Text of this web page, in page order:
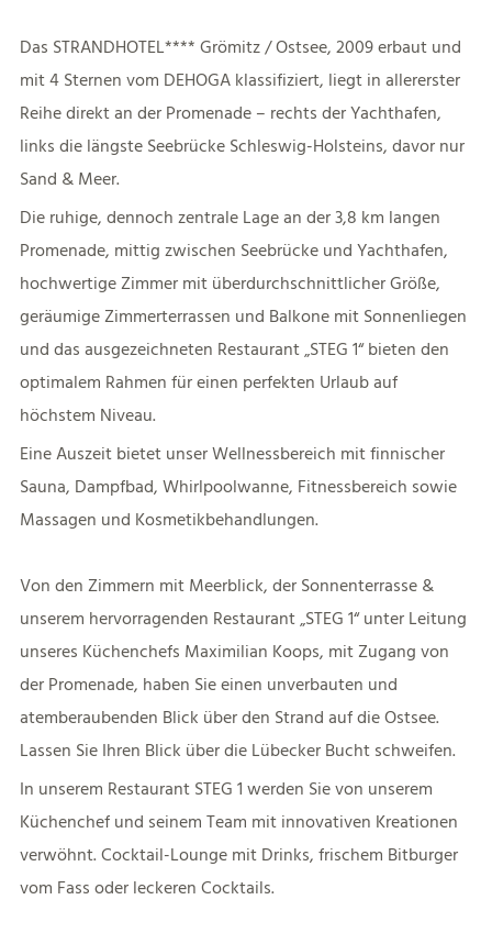
Das STRANDHOTEL**** Grömitz / Ostsee, 2009 erbaut und
mit 4 Sternen vom DEHOGA klassifiziert, liegt in allererster
Reihe direkt an der Promenade – rechts der Yachthafen,
links die längste Seebrücke Schleswig-Holsteins, davor nur
Sand & Meer.
Die ruhige, dennoch zentrale Lage an der 3,8 km langen
Promenade, mittig zwischen Seebrücke und Yachthafen,
hochwertige Zimmer mit überdurchschnittlicher Größe,
geräumige Zimmerterrassen und Balkone mit Sonnenliegen
und das ausgezeichneten Restaurant „STEG 1“ bieten den
optimalem Rahmen für einen perfekten Urlaub auf
höchstem Niveau.
Eine Auszeit bietet unser Wellnessbereich mit finnischer
Sauna, Dampfbad, Whirlpoolwanne, Fitnessbereich sowie
Massagen und Kosmetikbehandlungen.
Von den Zimmern mit Meerblick, der Sonnenterrasse &
unserem hervorragenden Restaurant „STEG 1“ unter Leitung
unseres Küchenchefs Maximilian Koops, mit Zugang von
der Promenade, haben Sie einen unverbauten und
atemberaubenden Blick über den Strand auf die Ostsee.
Lassen Sie Ihren Blick über die Lübecker Bucht schweifen.
In unserem Restaurant STEG 1 werden Sie von unserem
Küchenchef und seinem Team mit innovativen Kreationen
verwöhnt. Cocktail-Lounge mit Drinks, frischem Bitburger
vom Fass oder leckeren Cocktails.